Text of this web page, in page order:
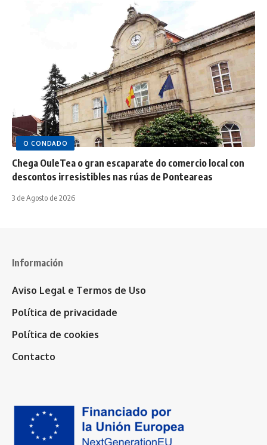
O CONDADO
Chega OuleTea o gran escaparate do comercio local con
descontos irresistibles nas rúas de Ponteareas
3 de Agosto de 2026
Información
Aviso Legal e Termos de Uso
Política de privacidade
Política de cookies
Contacto